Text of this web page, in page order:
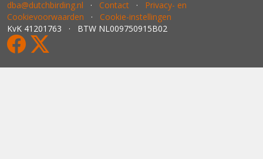
dba@dutchbirding.nl · Contact · Privacy- en
Cookievoorwaarden · Cookie-instellingen
KvK 41201763 · BTW NL009750915B02